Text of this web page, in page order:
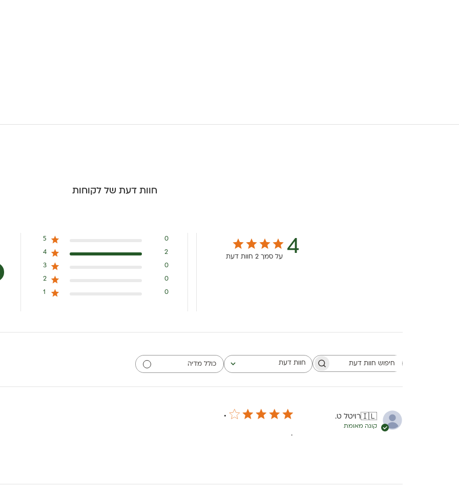
חוות דעת של לקוחות
4 על סמך 2 חוות דעת
5 0
4 2
3 0
2 0
1 0
חיפוש חוות דעת
חוות דעת כולל מדיה
🇮🇱רויטל ט.
קונה מאומת
.
.